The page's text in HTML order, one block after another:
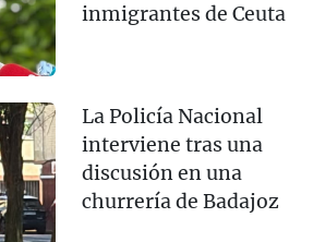
inmigrantes de Ceuta
La Policía Nacional
interviene tras una
discusión en una
churrería de Badajoz